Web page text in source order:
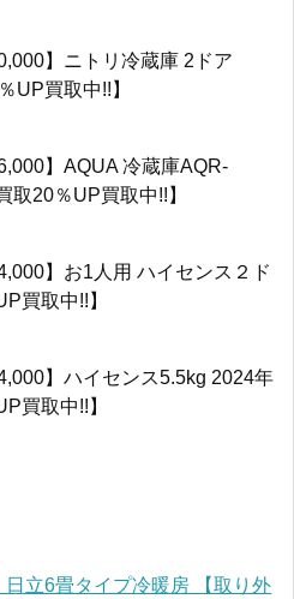
】ニトリ冷蔵庫 2ドア
UP買取中!!】
】AQUA 冷蔵庫AQR-
取20％UP買取中!!】
】お1人用 ハイセンス２ド
買取中!!】
】ハイセンス5.5kg 2024年
買取中!!】
日立6畳タイプ冷暖房 【取り外